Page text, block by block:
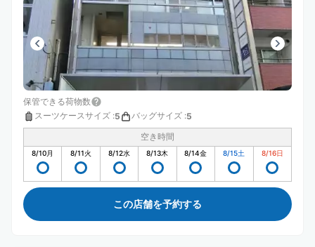
保管できる荷物数
スーツケースサイズ :5 バッグサイズ :5
空き時間
8/10月 8/11火 8/12水 8/13木 8/14金 8/15土 8/16日
この店舗を予約する